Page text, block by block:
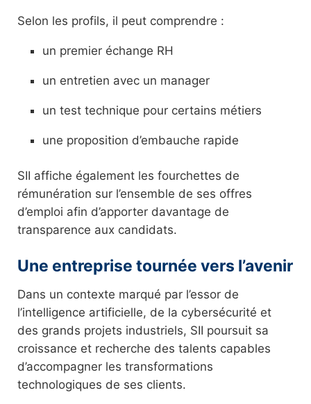
Selon les profils, il peut comprendre :
un premier échange RH
un entretien avec un manager
un test technique pour certains métiers
une proposition d’embauche rapide
SII affiche également les fourchettes de
rémunération sur l’ensemble de ses offres
d’emploi afin d’apporter davantage de
transparence aux candidats.
Une entreprise tournée vers l’avenir
Dans un contexte marqué par l’essor de
l’intelligence artificielle, de la cybersécurité et
des grands projets industriels, SII poursuit sa
croissance et recherche des talents capables
d’accompagner les transformations
technologiques de ses clients.